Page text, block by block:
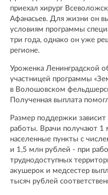
приехал хирург
Афанасьев. Для жизни он
условиям программы
три года, однако он уже
регионе.
Уроженка Ленинградской
участницей программы
в Волошовском
Полученная выплата
Размер поддержки
работы. Врачи получают 1
населенные пункты с
и 1,5 млн рублей - при
труднодоступных
акушерок и медсестер
тысяч рублей